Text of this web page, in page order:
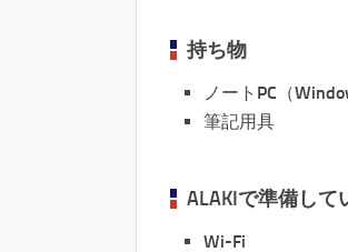
持ち物
ノートPC（
筆記用具
ALAKIで準備して
Wi-Fi